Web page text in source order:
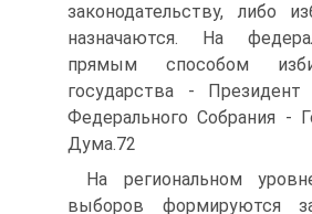
законодательству, либо
назначаются. На
прямым способом
государства -
Федерального Собрания -
Дума.72
На региональном
выборов формируются